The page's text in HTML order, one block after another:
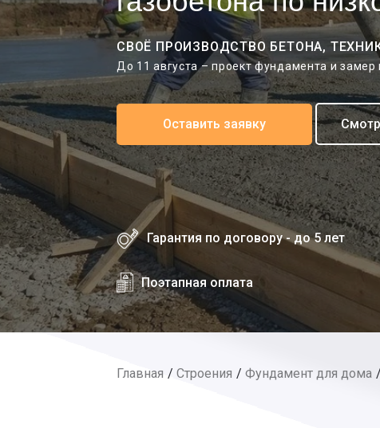
СВОЁ ПРОИЗВОДСТВО БЕТОНА,
До 11 августа – проект фундамента и
Оставить заявку
Гарантия по договору - до 5 лет
Поэтапная оплата
Главная Строения Фундамент для дома